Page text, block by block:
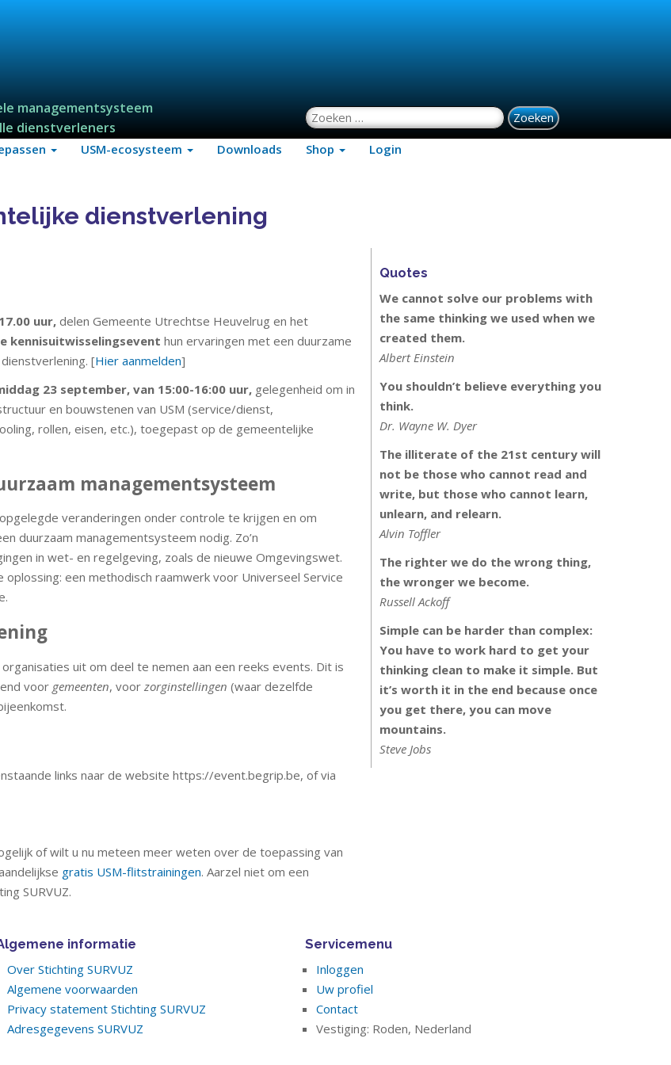
managementsysteem
dienstverleners
Zoeken naar:
USM-ecosysteem Downloads Shop Login
dienstverlening
uur, delen Gemeente Utrechtse Heuvelrug en het
kennisuitwisselingsevent hun ervaringen met een duurzame
[Hier aanmelden]
23 september, van 15:00-16:00 uur, gelegenheid om in
en bouwstenen van USM (service/dienst,
rollen, eisen, etc.), toegepast op de gemeentelijke
managementsysteem
veranderingen onder controle te krijgen en om
duurzaam managementsysteem nodig. Zo’n
in wet- en regelgeving, zoals de nieuwe Omgevingswet.
een methodisch raamwerk voor Universeel Service
uit om deel te nemen aan een reeks events. Dit is
voor gemeenten, voor zorginstellingen (waar dezelfde
links naar de website https://event.begrip.be, of via
of wilt u nu meteen meer weten over de toepassing van
gratis USM-flitstrainingen. Aarzel niet om een
SURVUZ.
Quotes
We cannot solve our problems with
the same thinking we used when we
created them.
Albert Einstein
You shouldn’t believe everything you
think.
Dr. Wayne W. Dyer
The illiterate of the 21st century will
not be those who cannot read and
write, but those who cannot learn,
unlearn, and relearn.
Alvin Toffler
The righter we do the wrong thing,
the wronger we become.
Russell Ackoff
Simple can be harder than complex:
You have to work hard to get your
thinking clean to make it simple. But
it’s worth it in the end because once
you get there, you can move
mountains.
Steve Jobs
informatie
Over Stichting SURVUZ
Algemene voorwaarden
Privacy statement Stichting SURVUZ
Adresgegevens SURVUZ
Servicemenu
Inloggen
Uw profiel
Contact
Vestiging: Roden, Nederland